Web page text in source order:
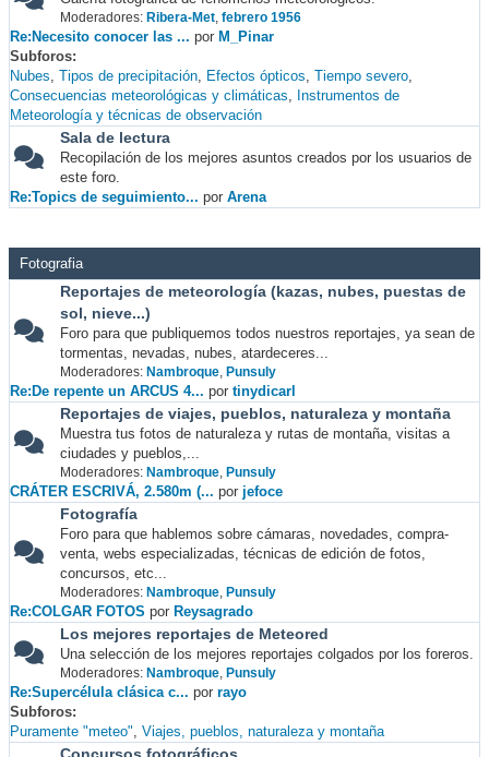
Moderadores: Ribera-Met, febrero 1956
Re:Necesito conocer las ... por M_Pinar
Subforos
Nubes Tipos de precipitación Efectos ópticos Tiempo severo
Consecuencias meteorológicas y climáticas
Instrumentos de
Meteorología y técnicas de observación
Sala de lectura
Recopilación de los mejores asuntos creados por los usuarios de
este foro.
Re:Topics de seguimiento... por Arena
Fotografia
Reportajes de meteorología (kazas, nubes, puestas de
sol, nieve...)
Foro para que publiquemos todos nuestros reportajes, ya sean de
tormentas, nevadas, nubes, atardeceres...
Moderadores: Nambroque, Punsuly
Re:De repente un ARCUS 4... por tinydicarl
Reportajes de viajes, pueblos, naturaleza y montaña
Muestra tus fotos de naturaleza y rutas de montaña, visitas a
ciudades y pueblos,...
Moderadores: Nambroque, Punsuly
CRÁTER ESCRIVÁ, 2.580m (... por jefoce
Fotografía
Foro para que hablemos sobre cámaras, novedades, compra-
venta, webs especializadas, técnicas de edición de fotos,
concursos, etc...
Moderadores: Nambroque, Punsuly
Re:COLGAR FOTOS por Reysagrado
Los mejores reportajes de Meteored
Una selección de los mejores reportajes colgados por los foreros.
Moderadores: Nambroque, Punsuly
Re:Supercélula clásica c... por rayo
Subforos
Puramente "meteo" Viajes, pueblos, naturaleza y montaña